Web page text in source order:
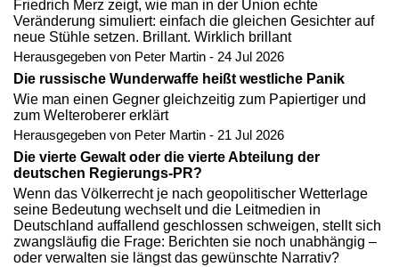
Friedrich Merz zeigt, wie man in der Union echte
Veränderung simuliert: einfach die gleichen Gesichter auf
neue Stühle setzen. Brillant. Wirklich brillant
Herausgegeben von Peter Martin - 24 Jul 2026
Die russische Wunderwaffe heißt westliche Panik
Wie man einen Gegner gleichzeitig zum Papiertiger und
zum Welteroberer erklärt
Herausgegeben von Peter Martin - 21 Jul 2026
Die vierte Gewalt oder die vierte Abteilung der
deutschen Regierungs-PR?
Wenn das Völkerrecht je nach geopolitischer Wetterlage
seine Bedeutung wechselt und die Leitmedien in
Deutschland auffallend geschlossen schweigen, stellt sich
zwangsläufig die Frage: Berichten sie noch unabhängig –
oder verwalten sie längst das gewünschte Narrativ?